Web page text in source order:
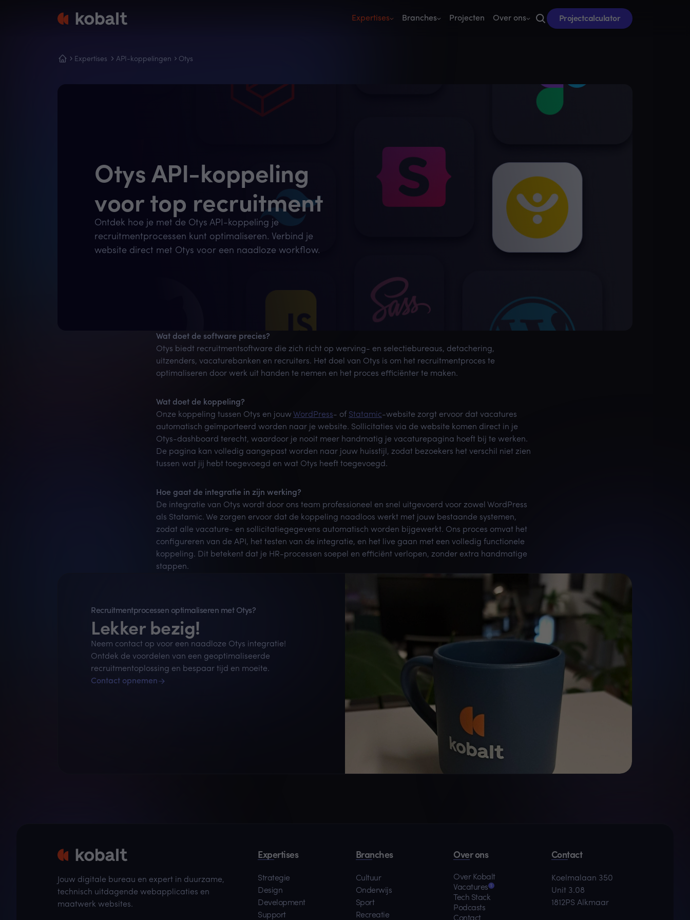
Expertises Branches Projecten Over ons Projectcalculator
Expertises API-koppelingen Otys
Otys API-koppeling
voor top recruitment
Ontdek hoe je met de Otys API-koppeling je
recruitmentprocessen kunt optimaliseren. Verbind je
website direct met Otys voor een naadloze workflow.
Wat doet de software precies?
Otys biedt recruitmentsoftware die zich richt op werving- en selectiebureaus, detachering,
uitzenders, vacaturebanken en recruiters. Het doel van Otys is om het recruitmentproces te
optimaliseren door werk uit handen te nemen en het proces efficiënter te maken.
Wat doet de koppeling?
Onze koppeling tussen Otys en jouw WordPress- of Statamic-website zorgt ervoor dat vacatures
automatisch geïmporteerd worden naar je website. Sollicitaties via de website komen direct in je
Otys-dashboard terecht, waardoor je nooit meer handmatig je vacaturepagina hoeft bij te werken.
De pagina kan volledig aangepast worden naar jouw huisstijl, zodat bezoekers het verschil niet zien
tussen wat jij hebt toegevoegd en wat Otys heeft toegevoegd.
Hoe gaat de integratie in zijn werking?
De integratie van Otys wordt door ons team professioneel en snel uitgevoerd voor zowel WordPress
als Statamic. We zorgen ervoor dat de koppeling naadloos werkt met jouw bestaande systemen,
zodat alle vacature- en sollicitatiegegevens automatisch worden bijgewerkt. Ons proces omvat het
configureren van de API, het testen van de integratie, en het live gaan met een volledig functionele
koppeling. Dit betekent dat je HR-processen soepel en efficiënt verlopen, zonder extra handmatige
stappen.
Recruitmentprocessen optimaliseren met Otys?
Lekker bezig!
Neem contact op voor een naadloze Otys integratie!
Ontdek de voordelen van een geoptimaliseerde
recruitmentoplossing en bespaar tijd en moeite.
Contact opnemen
Jouw digitale bureau en expert in duurzame,
technisch uitdagende webapplicaties en
maatwerk websites.
Expertises
Strategie
Design
Development
Support
Branches
Cultuur
Onderwijs
Sport
Recreatie
Over ons
Over Kobalt
Vacatures 1
Tech Stack
Podcasts
Contact
Koelmalaan 350
Unit 3.08
1812PS Alkmaar